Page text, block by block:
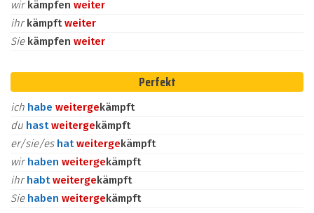
wirkämpfen weiter
ihrkämpftweiter
Sie kämpfen weiter
Perfekt
ich habe weitergekämpft
du hastweitergekämpft
er/sie/es hatweitergekämpft
wirhaben weitergekämpft
ihrhabtweitergekämpft
Sie haben weitergekämpft